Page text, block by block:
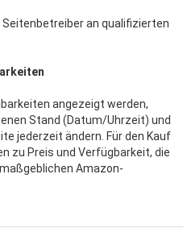
an qualifizierten
angezeigt werden,
Stand (Datum/Uhrzeit) und
jederzeit ändern. Für den Kauf
zu Preis und Verfügbarkeit, die
Amazon-